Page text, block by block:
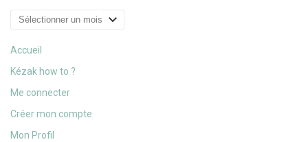
Archives
Accueil
Kézak how to ?
Me connecter
Créer mon compte
Mon Profil